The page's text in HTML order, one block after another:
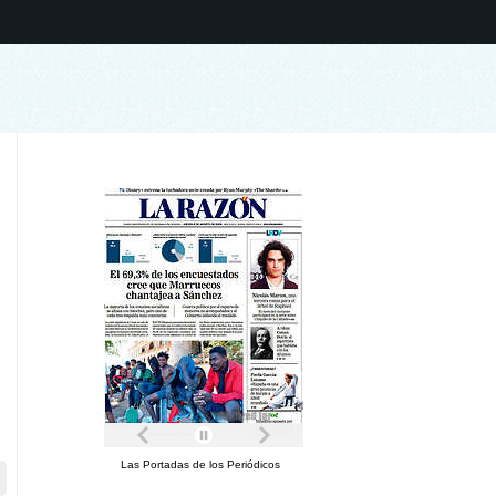
Las Portadas de los Periódicos